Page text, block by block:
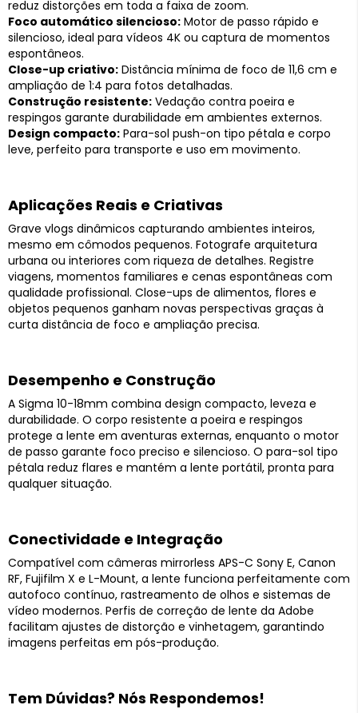
reduz distorções em toda a faixa de zoom.
Foco automático silencioso: Motor de passo rápido e
silencioso, ideal para vídeos 4K ou captura de momentos
espontâneos.
Close-up criativo: Distância mínima de foco de 11,6 cm e
ampliação de 1:4 para fotos detalhadas.
Construção resistente: Vedação contra poeira e
respingos garante durabilidade em ambientes externos.
Design compacto: Para-sol push-on tipo pétala e corpo
leve, perfeito para transporte e uso em movimento.
Aplicações Reais e Criativas
Grave vlogs dinâmicos capturando ambientes inteiros,
mesmo em cômodos pequenos. Fotografe arquitetura
urbana ou interiores com riqueza de detalhes. Registre
viagens, momentos familiares e cenas espontâneas com
qualidade profissional. Close-ups de alimentos, flores e
objetos pequenos ganham novas perspectivas graças à
curta distância de foco e ampliação precisa.
Desempenho e Construção
A Sigma 10-18mm combina design compacto, leveza e
durabilidade. O corpo resistente a poeira e respingos
protege a lente em aventuras externas, enquanto o motor
de passo garante foco preciso e silencioso. O para-sol tipo
pétala reduz flares e mantém a lente portátil, pronta para
qualquer situação.
Conectividade e Integração
Compatível com câmeras mirrorless APS-C Sony E, Canon
RF, Fujifilm X e L-Mount, a lente funciona perfeitamente com
autofoco contínuo, rastreamento de olhos e sistemas de
vídeo modernos. Perfis de correção de lente da Adobe
facilitam ajustes de distorção e vinhetagem, garantindo
imagens perfeitas em pós-produção.
Tem Dúvidas? Nós Respondemos!